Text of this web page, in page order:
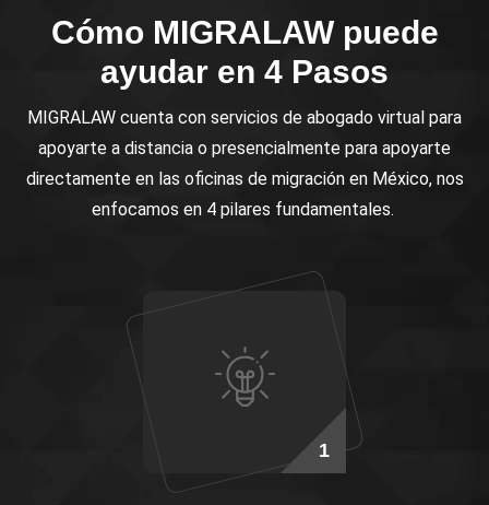
Cómo MIGRALAW puede
ayudar en 4 Pasos
MIGRALAW cuenta con servicios de abogado virtual para
apoyarte a distancia o presencialmente para apoyarte
directamente en las oficinas de migración en México, nos
enfocamos en 4 pilares fundamentales.
1